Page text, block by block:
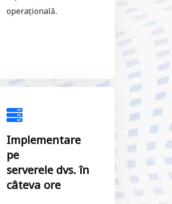
operațională.
Implementare
pe
serverele dvs. în
câteva ore